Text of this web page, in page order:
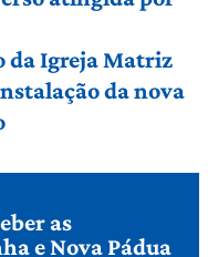
da Igreja Matriz
da nova
as
e Nova Pádua